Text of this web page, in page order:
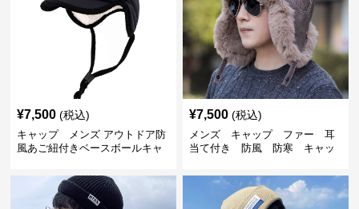
¥7,500 (税込)
キャップ メンズ アウトドア防
風あご紐付きベースボールキャ
¥7,500 (税込)
メンズ キャップ ファー 耳
当て付き 防風 防寒 キャッ